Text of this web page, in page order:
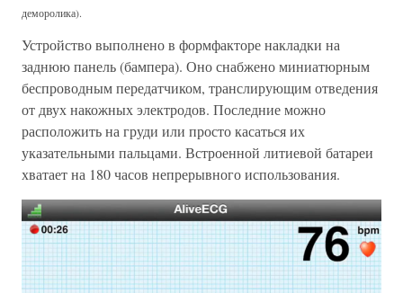
деморолика).
Устройство выполнено в формфакторе накладки на
заднюю панель (бампера). Оно снабжено миниатюрным
беспроводным передатчиком, транслирующим отведения
от двух накожных электродов. Последние можно
расположить на груди или просто касаться их
указательными пальцами. Встроенной литиевой батареи
хватает на 180 часов непрерывного использования.